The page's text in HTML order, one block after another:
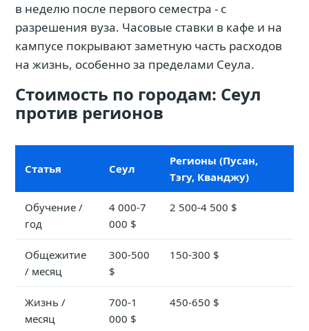
в неделю после первого семестра - с
разрешения вуза. Часовые ставки в кафе и на
кампусе покрывают заметную часть расходов
на жизнь, особенно за пределами Сеула.
Стоимость по городам: Сеул
против регионов
Статья Сеул
Регионы (Пусан,
Тэгу, Кванджу)
Обучение /
год
4 000-7
000 $
2 500-4 500 $
Общежитие
/ месяц
300-500
$
150-300 $
Жизнь /
месяц
700-1
000 $
450-650 $